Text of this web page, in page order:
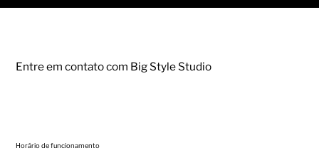
Entre em contato com Big Style Studio
Horário de funcionamento